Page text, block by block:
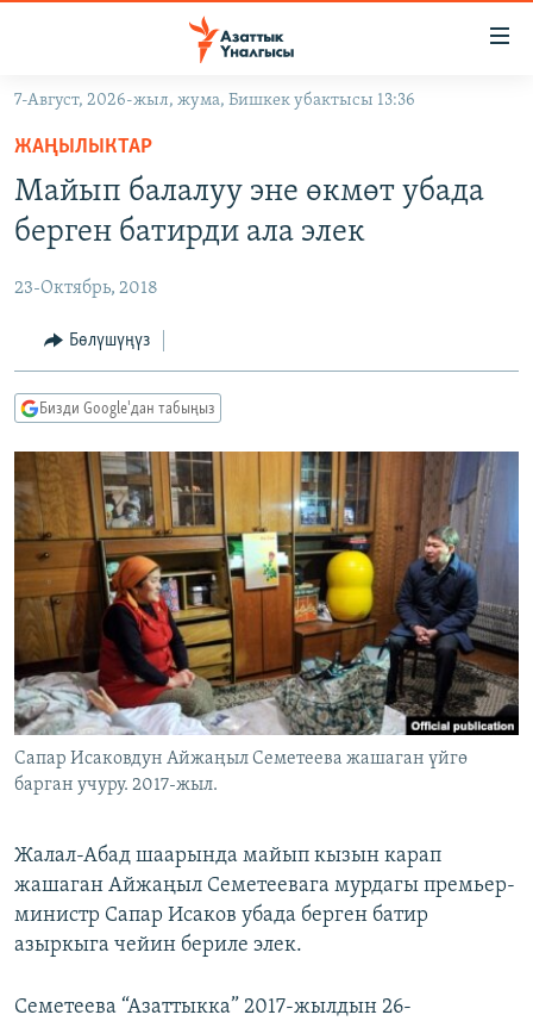
Навигацияга
өтүңүз
Издөөгө
салыңыз
КЫРГЫЗСТАН
КЫРГЫЗСТАН
ЭКОНОМИКА
МАДАНИЯТ
ДҮЙНӨ
БОРБОР АЗИЯ
УКРАИНА
АТАЙЫН ИЛИКТӨӨ
ТВ ПРОГРАММАЛАР
ЭКСПЕРТТЕР ТАЛДАЙТ
БИЗ ЖАНА ДҮЙНӨ
ДАНИСТЕ
ЭЖЕ-СИҢДИЛЕР
АЗАТТЫК+
ЫҢГАЙСЫЗ СУРООЛОР
ӨЗГӨЧӨ ПИКИР
Русский
ОНЛАЙН ШЕРИНЕ
ЭЕ/АРнун бардык сайттары
7-Август, 2026-жыл, жума, Бишкек убактысы 13:36
ЖАҢЫЛЫКТАР
Майып балалуу эне өкмөт убада
берген батирди ала элек
23-Октябрь, 2018
Бөлүшүңүз
Бизди Google'дан табыңыз
Сапар Исаковдун Айжаңыл Семетеева жашаган үйгө
барган учуру. 2017-жыл.
Жалал-Абад шаарында майып кызын карап
жашаган Айжаңыл Семетеевага мурдагы премьер-
министр Сапар Исаков убада берген батир
азыркыга чейин бериле элек.
Семетеева “Азаттыкка” 2017-жылдын 26-